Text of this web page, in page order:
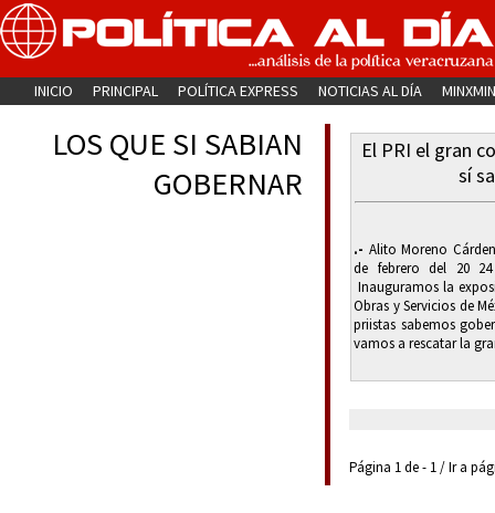
INICIO PRINCIPAL POLÍTICA EXPRESS NOTICIAS AL DÍA
LOS QUE SI SABIAN
GOBERNAR
El PRI el gran
sí
.- Alito Moreno
de febrero del 20
Inauguramos la
Obras y Servicios de
priistas sabemos
vamos a rescatar la
Página 1 de - 1 / Ir a